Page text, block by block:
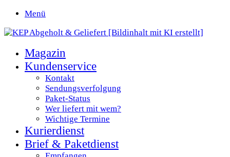
Menü
Magazin
Kundenservice
Kontakt
Sendungsverfolgung
Paket-Status
Wer liefert mit wem?
Wichtige Termine
Kurierdienst
Brief & Paketdienst